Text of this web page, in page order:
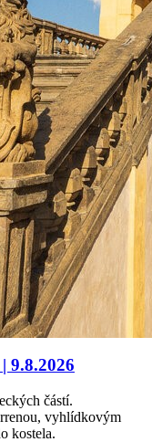
9.8.2026
částí.
vyhlídkovým
kostela.